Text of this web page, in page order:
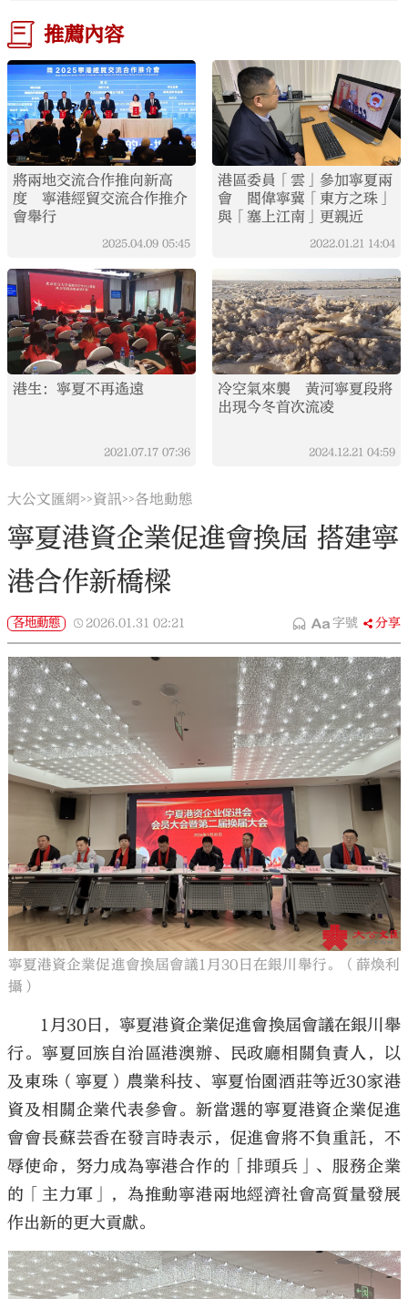
推薦內容
將兩地交流合作推向新高
度 寧港經貿交流合作推介
會舉行
2025.04.09 05:45
港區委員「雲」參加寧夏兩
會 閻偉寧冀「東方之珠」
與「塞上江南」更親近
2022.01.21 14:04
港生：寧夏不再遙遠
2021.07.17 07:36
冷空氣來襲 黃河寧夏段將
出現今冬首次流凌
2024.12.21 04:59
大公文匯網>>資訊>>各地動態
寧夏港資企業促進會換屆 搭建寧
港合作新橋樑
各地動態 2026.01.31 02:21 字號 分享
寧夏港資企業促進會換屆會議1月30日在銀川舉行。（薛煥利
攝）
1月30日，寧夏港資企業促進會換屆會議在銀川舉
行。寧夏回族自治區港澳辦、民政廳相關負責人，以
及東珠（寧夏）農業科技、寧夏怡園酒莊等近30家港
資及相關企業代表參會。新當選的寧夏港資企業促進
會會長蘇芸香在發言時表示，促進會將不負重託，不
辱使命，努力成為寧港合作的「排頭兵」、服務企業
的「主力軍」，為推動寧港兩地經濟社會高質量發展
作出新的更大貢獻。